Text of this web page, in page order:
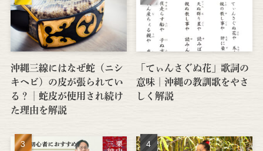
沖縄三線にはなぜ蛇（ニシ
キヘビ）の皮が張られてい
る？│蛇皮が使用され続け
た理由を解説
「てぃんさぐぬ花」歌詞の
意味｜沖縄の教訓歌をやさ
しく解説